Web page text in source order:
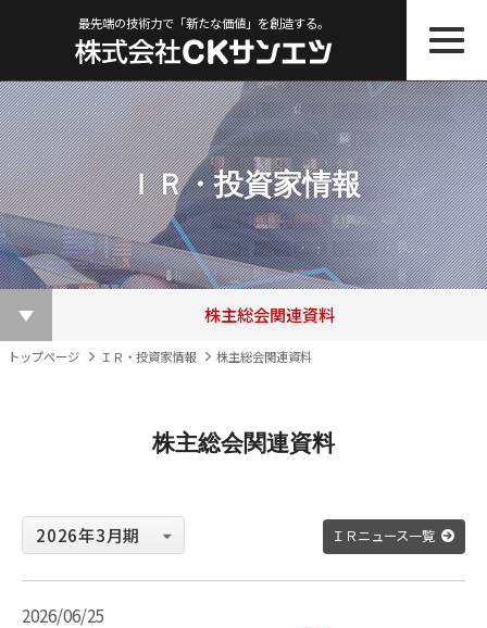
最先端の技術力で「新たな価値」を創造する。
ＩＲ・投資家情報
ＩＲニュース一覧
決算短信
適時開示書類
株主総会関連資料
その他ＩＲ資料
株主優待制度
電子公告
株価情報
トップページ ＩＲ・投資家情報 株主総会関連資料
株主総会関連資料
ＩＲニュース一覧
2026/06/25